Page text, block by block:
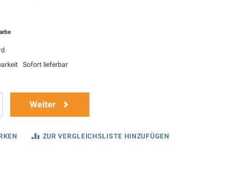
Sofort lieferbar
Weiter
ZUR VERGLEICHSLISTE HINZUFÜGEN